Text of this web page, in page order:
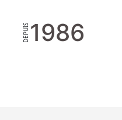
DEPUIS1986